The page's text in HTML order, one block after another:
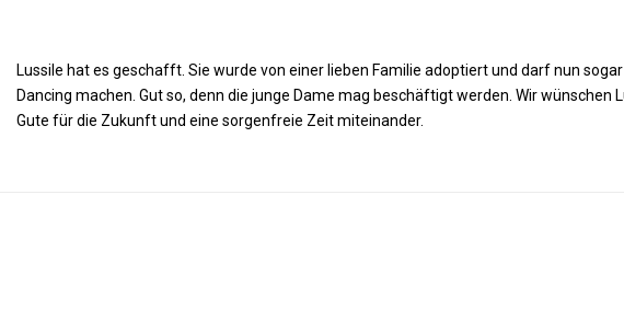
Lussile hat es geschafft. Sie wurde von einer lieben Familie adoptiert und darf nun
Dancing machen. Gut so, denn die junge Dame mag beschäftigt werden. Wir wünschen
Gute für die Zukunft und eine sorgenfreie Zeit miteinander.